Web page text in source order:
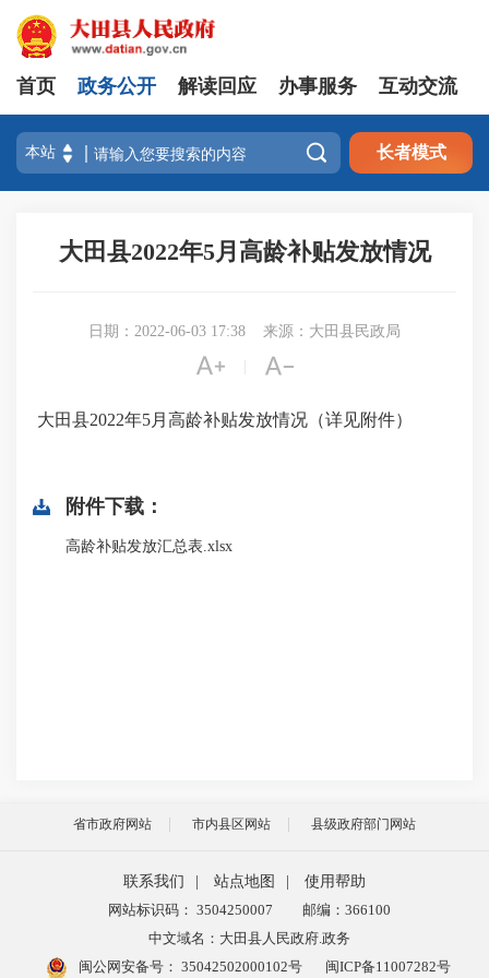
首页 政务公开 解读回应 办事服务 互动交流
 长者模式
大田县2022年5月高龄补贴发放情况
日期：2022-06-03 17:38 来源：大田县民政局
 
大田县2022年5月高龄补贴发放情况（详见附件）
附件下载：
高龄补贴发放汇总表.xlsx
省市政府网站 市内县区网站 县级政府部门网站
联系我们 站点地图
使用帮助
网站标识码： 3504250007
邮编：366100
中文域名：大田县人民政府.政务
闽公网安备号： 35042502000102号 闽ICP备11007282号